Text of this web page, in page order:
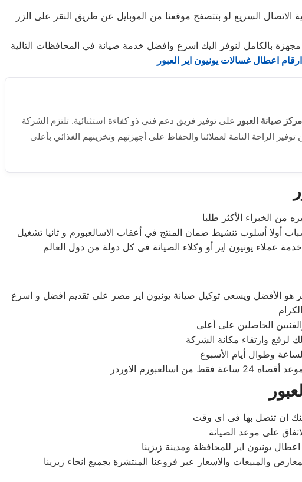
السريع لو بتتصفح موقعنا من الموبايل عن طريق النقر على الزر
بالكامل لنوفر اليك اسرع وافضل خدمة صيانة في المحافظات التالية
ارقام اعطال غسالات يونيون اير العبور
مركز صيانة العبور على توفير فريق دعم فني ذو كفاءة استثنائية. تلتزم الشركة
الراحة التامة لعملائنا والحفاظ على أجهزتهم وتخزينهم الغذائي بأعلى
من الخبراء الأكثر طلبا
أولا أسلوب تنشيط ضمان المنتج في أعقاب الاسالعبورم و ثانيا تشغيل
هو الأفضل ويسعى توكيل صيانة يونيون اير مصر على تقديم افضل و اسرع
الحاصلين على أعلى
لرفع وارتقاء مكانة الشركة
وطوال أيام الأسبوع
ان تتصل بها فى اى وقت
على موعد الصيانة
يونيون اير للمحافظة ومدينة زيزينا
والمبيعات والاسعار عبر فروعنا المنتشرة بجميع انحاء زيزينا